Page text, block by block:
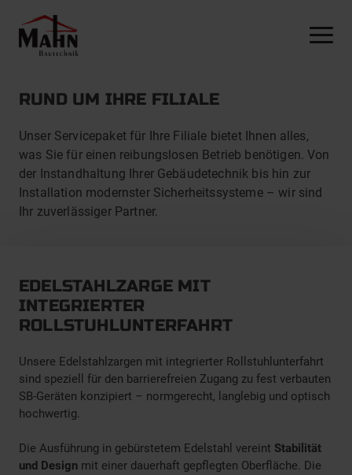
RUND UM IHRE FILIALE
Unser Servicepaket für Ihre Filiale bietet Ihnen alles,
was Sie für einen reibungslosen Betrieb benötigen. Von
der Instandhaltung Ihrer Gebäudetechnik bis hin zur
Installation modernster Sicherheitssysteme – wir sind
Ihr zuverlässiger Partner.
EDELSTAHLZARGE MIT
INTEGRIERTER
ROLLSTUHLUNTERFAHRT
Unsere Edelstahlzargen mit integrierter Rollstuhlunterfahrt
sind speziell für den barrierefreien Zugang zu fest verbauten
SB-Geräten konzipiert – normgerecht, langlebig und optisch
hochwertig.
Die Ausführung in gebürstetem Edelstahl vereint Stabilität
und Design mit einer dauerhaft gepflegten Oberfläche. Die
ALLES AUS EINER HAND
MODELLREIHE I
MODELLREIHE II
MODELLREIHE III